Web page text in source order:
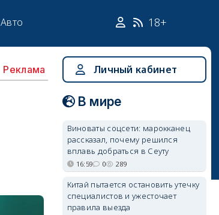
Авто 18+
Реклама Личный кабинет
В мире
Виноваты соцсети: марокканец
рассказал, почему решился
вплавь добраться в Сеуту
16:59 0 289
Китай пытается остановить утечку
специалистов и ужесточает
правила выезда